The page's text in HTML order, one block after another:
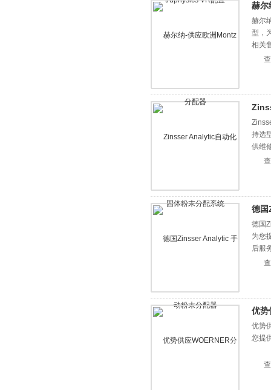
赫尔
赫尔
型，
相关
持选
供维
德
德国
为您
后服
优势
优势
您提